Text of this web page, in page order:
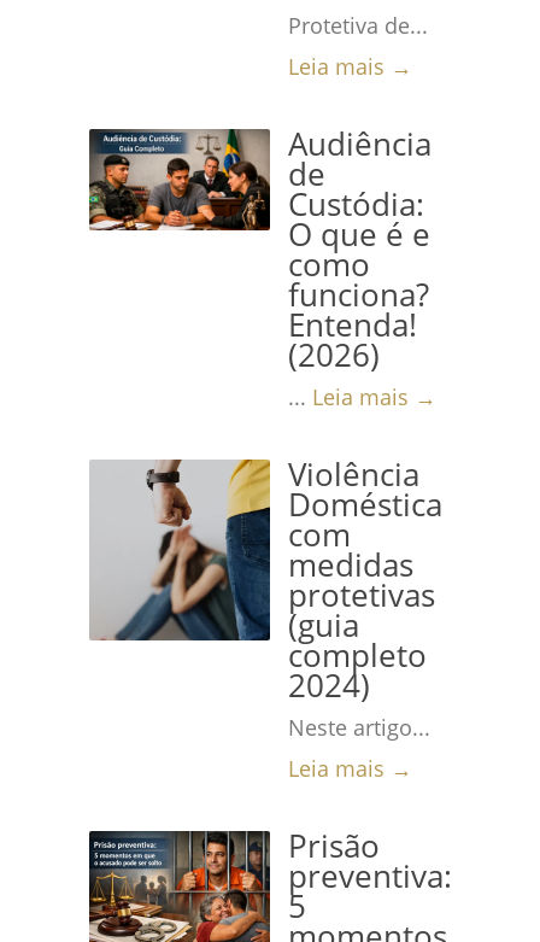
Protetiva de...
Leia mais →
Audiência
de
Custódia:
O que é e
como
funciona?
Entenda!
(2026)
... Leia mais →
Violência
Doméstica
com
medidas
protetivas
(guia
completo
2024)
Neste artigo...
Leia mais →
Prisão
preventiva:
5